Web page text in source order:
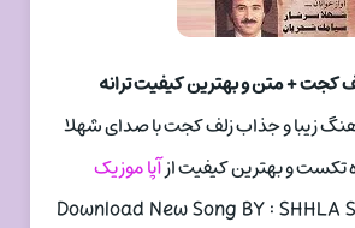
کجت + متن و بهترین کیفیت ترانه
اهنگ زیبا و جذاب زلف کجت با صدای شهلا
تکست و بهترین کیفیت ازآپا موزیک
Download New Song BY : SHHLA